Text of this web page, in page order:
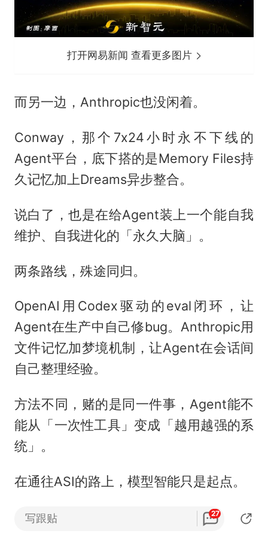
打开网易新闻 查看更多图片
而另一边，Anthropic也没闲着。
Conway，那个7x24小时永不下线的
Agent平台，底下搭的是Memory Files持
久记忆加上Dreams异步整合。
说白了，也是在给Agent装上一个能自我
维护、自我进化的「永久大脑」。
两条路线，殊途同归。
OpenAI用Codex驱动的eval闭环，让
Agent在生产中自己修bug。Anthropic用
文件记忆加梦境机制，让Agent在会话间
自己整理经验。
方法不同，赌的是同一件事，Agent能不
能从「一次性工具」变成「越用越强的系
统」。
在通往ASI的路上，模型智能只是起点。
真正的终局，是系统智能，一个能从环境
写跟贴 27